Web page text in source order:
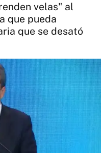
Reperfilar
Caras
Vivo
velas" al
que pueda
que se desató